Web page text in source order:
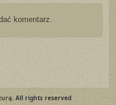
komentarz.
. All rights reserved